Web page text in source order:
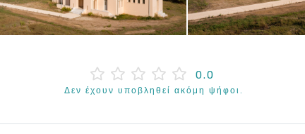
0.0
Δεν έχουν υποβληθεί ακόμη ψήφοι.